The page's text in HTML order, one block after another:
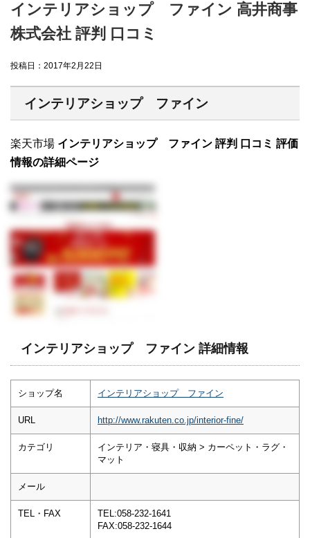
インテリアショップ ファイン 高井商事
株式会社 評判 口コミ
投稿日： 2017年2月22日
インテリアショップ ファイン
楽天市場 インテリアショップ ファイン 評判 口コミ 評価
情報の詳細ページ
インテリアショップ ファイン 詳細情報
ショップ名 インテリアショップ ファイン
URL http://www.rakuten.co.jp/interior-fine/
カテゴリ
インテリア・寝具・収納 > カーペット・ラグ・
マット
メール
TEL・FAX
TEL:058-232-1641
FAX:058-232-1644